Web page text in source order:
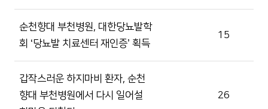
순천향대 부천병원, 대한당뇨발학
회 ‘당뇨발 치료센터 재인증’ 획득
15
갑작스러운 하지마비 환자, 순천
향대 부천병원에서 다시 일어설
26